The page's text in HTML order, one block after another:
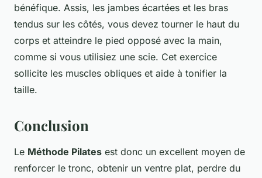
bénéfique. Assis, les jambes écartées et les bras
tendus sur les côtés, vous devez tourner le haut du
corps et atteindre le pied opposé avec la main,
comme si vous utilisiez une scie. Cet exercice
sollicite les muscles obliques et aide à tonifier la
taille.
Conclusion
Le Méthode Pilates est donc un excellent moyen de
renforcer le tronc, obtenir un ventre plat, perdre du